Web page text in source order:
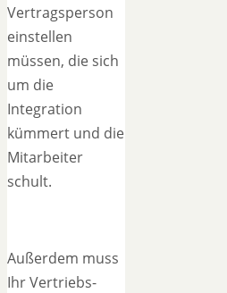
Vertragsperson
einstellen
müssen, die sich
um die
Integration
kümmert und die
Mitarbeiter
schult.
Außerdem muss
Ihr Vertriebs-